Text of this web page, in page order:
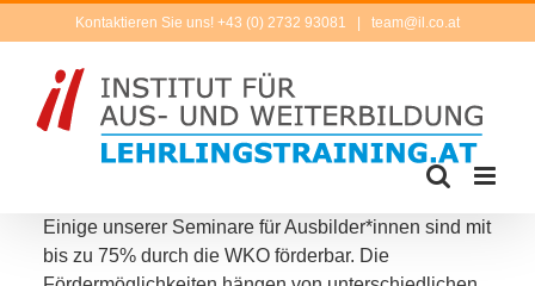
Inhalt
springen
Kontaktieren Sie uns! +43 (0) 2732 93081 team@il.co.at
Einige unse­rer Seminare für Ausbilder*innen sind mit
bis zu 75% durch die WKO för­der­bar. Die